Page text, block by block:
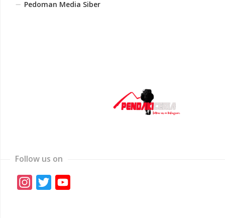
Pedoman Media Siber
Follow us on
Instagram
Twitter